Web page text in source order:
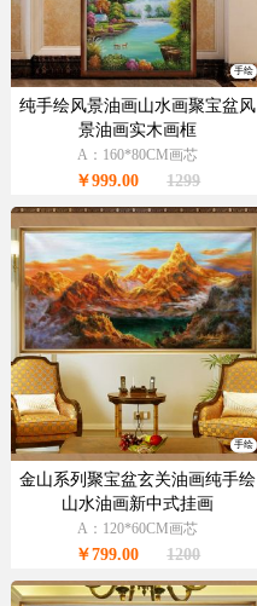
手绘
纯手绘风景油画山水画聚宝盆风
景油画实木画框
A：160*80CM画芯
￥999.00 1299
手绘
金山系列聚宝盆玄关油画纯手绘
山水油画新中式挂画
A：120*60CM画芯
￥799.00 1200